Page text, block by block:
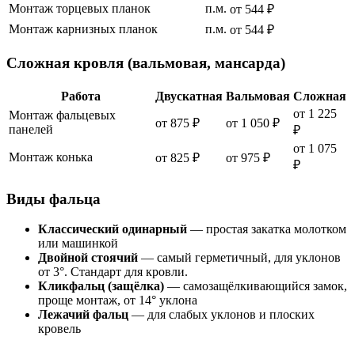
Монтаж торцевых планок
п.м. от 544 ₽
Монтаж карнизных планок
п.м. от 544 ₽
Сложная кровля (вальмовая, мансарда)
Работа Двускатная Вальмовая Сложная
Монтаж фальцевых
панелей
от 875 ₽ от 1 050 ₽
от 1 225
₽
Монтаж конька
от 825 ₽ от 975 ₽
от 1 075
₽
Виды фальца
Классический одинарный — простая закатка молотком
или машинкой
Двойной стоячий — самый герметичный, для уклонов
от 3°. Стандарт для кровли.
Кликфальц (защёлка) — самозащёлкивающийся замок,
проще монтаж, от 14° уклона
Лежачий фальц — для слабых уклонов и плоских
кровель